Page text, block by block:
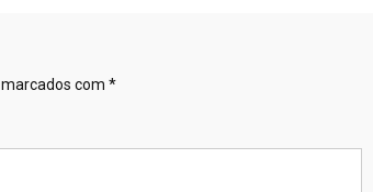
com *